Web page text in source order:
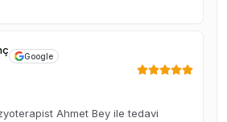
Google
Ahmet Bey ile tedavi